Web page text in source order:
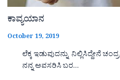
ಕಾವ್ಯಯಾನ
October 19, 2019
ಲೆಕ್ಕ ಇಡುವುದನ್ನು ನಿಲ್ಲಿಸಿದ್ದೇನೆ
ನನ್ನ ಅವಸರಿಸಿ ಬರ…